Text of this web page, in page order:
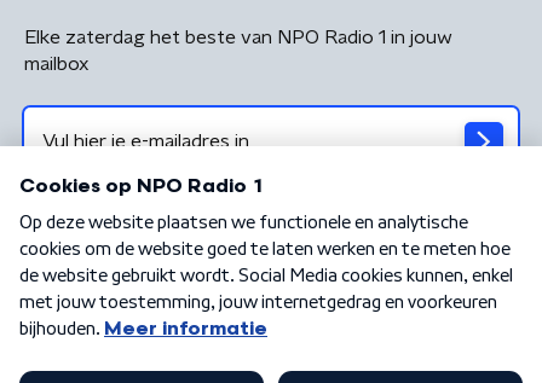
Elke zaterdag het beste van NPO Radio 1 in jouw
mailbox
Algemene voorwaarden